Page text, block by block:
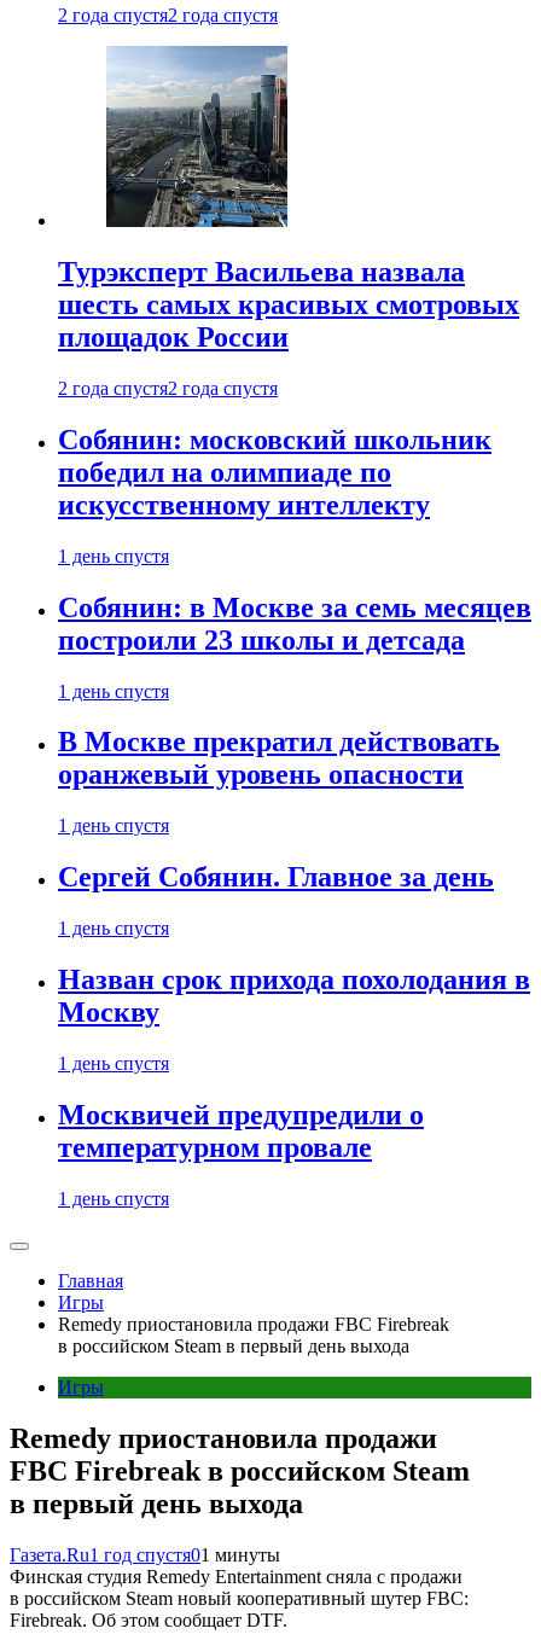
2 года спустя2 года спустя
Турэксперт Васильева назвала
шесть самых красивых смотровых
площадок России
2 года спустя2 года спустя
Собянин: московский школьник
победил на олимпиаде по
искусственному интеллекту
1 день спустя
Собянин: в Москве за семь месяцев
построили 23 школы и детсада
1 день спустя
В Москве прекратил действовать
оранжевый уровень опасности
1 день спустя
Сергей Собянин. Главное за день
1 день спустя
Назван срок прихода похолодания в
Москву
1 день спустя
Москвичей предупредили о
температурном провале
1 день спустя
Главная
Игры
Remedy приостановила продажи FBC Firebreak
в российском Steam в первый день выхода
Игры
Remedy приостановила продажи
FBC Firebreak в российском Steam
в первый день выхода
Газета.Ru1 год спустя01 минуты
Финская студия Remedy Entertainment сняла с продажи
в российском Steam новый кооперативный шутер FBC:
Firebreak. Об этом сообщает DTF.